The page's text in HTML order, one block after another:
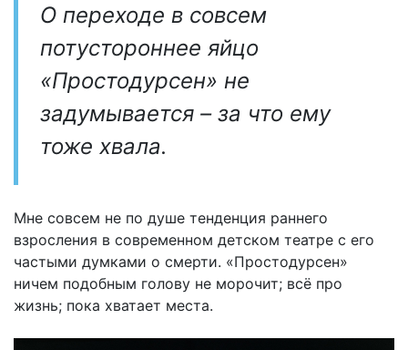
О переходе в совсем
потустороннее яйцо
«Простодурсен» не
задумывается – за что ему
тоже хвала.
Мне совсем не по душе тенденция раннего
взросления в современном детском театре с его
частыми думками о смерти. «Простодурсен»
ничем подобным голову не морочит; всё про
жизнь; пока хватает места.